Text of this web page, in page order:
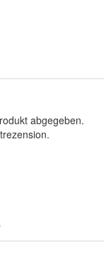
abgegeben.
.